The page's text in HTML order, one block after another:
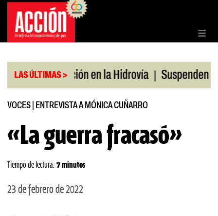
Saltar
contenido
LAS ÚLTIMAS >en la Hidrovía | Suspenden
VOCES ENTREVISTA A MÓNICA CUÑARRO
«La guerra fracasó»
Tiempo de lectura: 7 minutos
23 de febrero de 2022